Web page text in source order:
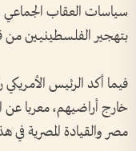
سياسات العقاب
بتهجير الفلسطينيين من
فيما أكد الرئيس
خارج أراضيهم، معربا عن
مصر والقيادة المصرية في